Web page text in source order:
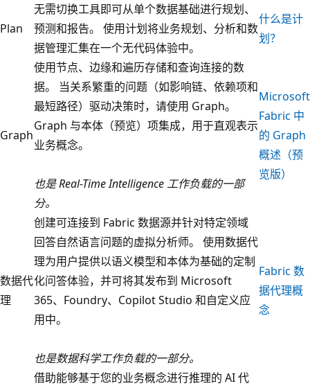
Plan
无需切换工具即可从单个数据基础进行规划、
预测和报告。 使用计划将业务规划、分析和数
据管理汇集在一个无代码体验中。
什么是计
划？
Graph
使用节点、边缘和遍历存储和查询连接的数
据。 当关系繁重的问题（如影响链、依赖项和
最短路径）驱动决策时，请使用 Graph。
Graph 与本体（预览）项集成，用于直观表示
业务概念。
也是 Real-Time Intelligence 工作负载的一部
分。
Microsoft
Fabric 中
的 Graph
概述（预
览版）
数据代
理
创建可连接到 Fabric 数据源并针对特定领域
回答自然语言问题的虚拟分析师。 使用数据代
理为用户提供以语义模型和本体为基础的定制
化问答体验，并可将其发布到 Microsoft
365、Foundry、Copilot Studio 和自定义应
用中。
也是数据科学工作负载的一部分。
Fabric 数
据代理概
念
借助能够基于您的业务概念进行推理的 AI 代